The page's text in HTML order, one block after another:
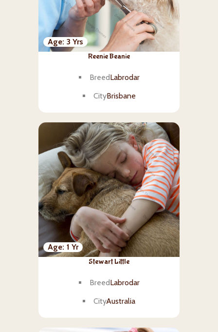
Age 3 Yrs
Reenie Beanie
BreedLabrodar
CityBrisbane
Age 1 Yr
Stewart Little
BreedLabrodar
CityAustralia